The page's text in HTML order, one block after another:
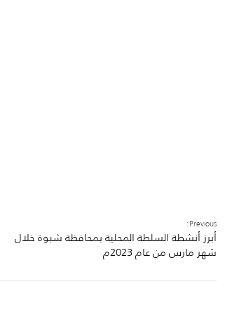
Previous:
أبرز أنشطة السلطة المحلية بمحافظة شبوة خلال
شهر مارس من عام 2023م